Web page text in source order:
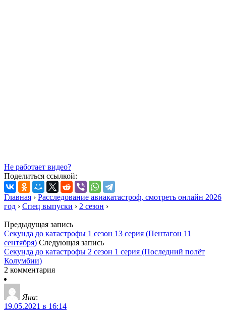
Не работает видео?
Поделиться ссылкой:
Главная › Расследование авиакатастроф, смотреть онлайн 2026
год › Спец выпуски › 2 сезон ›
Предыдущая запись
Секунда до катастрофы 1 сезон 13 серия (Пентагон 11
сентября) Следующая запись
Секунда до катастрофы 2 сезон 1 серия (Последний полёт
Колумбии)
2 комментария
Яна:
19.05.2021 в 16:14